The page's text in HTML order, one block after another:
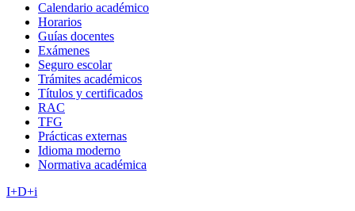
Calendario académico
Horarios
Guías docentes
Exámenes
Seguro escolar
Trámites académicos
Títulos y certificados
RAC
TFG
Prácticas externas
Idioma moderno
Normativa académica
I+D+i